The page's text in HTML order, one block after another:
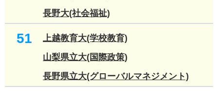
長野大(社会福祉)
51
上越教育大(学校教育)
山梨県立大(国際政策)
長野県立大(グローバルマネジメント)